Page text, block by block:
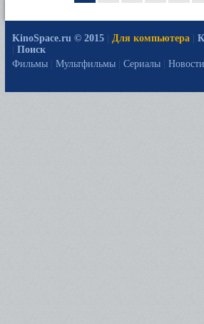
KinoSpace.ru © 2015 Для компьютера
Поиск
Фильмы
Мультфильмы Сериалы Новости